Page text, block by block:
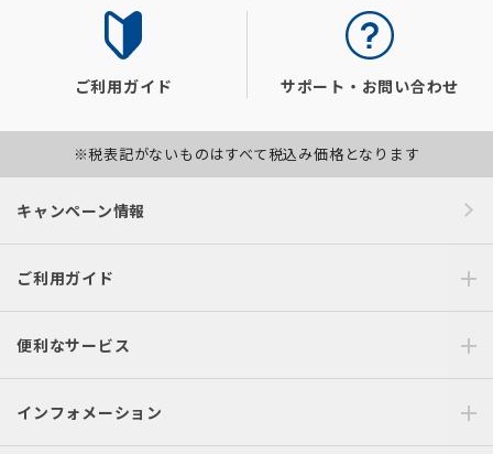
ご利用ガイド サポート・お問い合わせ
※税表記がないものはすべて税込み価格となります
キャンペーン情報
ご利用ガイド
便利なサービス
インフォメーション